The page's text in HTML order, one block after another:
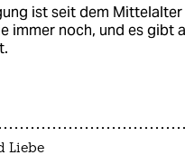
ist seit dem
immer noch, und es gibt
Liebe